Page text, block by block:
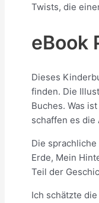
Twists, die
eBook
Dieses
finden. Die
Buches. Was
schaffen es die
Die
Erde, Mein
Teil der
Ich schätzte